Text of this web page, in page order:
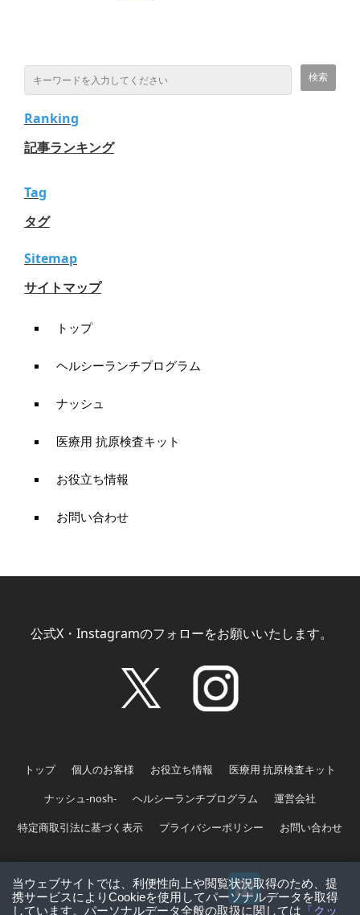
Ranking
記事ランキング
Tag
タグ
Sitemap
サイトマップ
トップ
ヘルシーランチプログラム
ナッシュ
医療用 抗原検査キット
お役立ち情報
お問い合わせ
公式X・Instagramのフォローをお願いいたします。
トップ 個人のお客様 お役立ち情報
医療用 抗原検査キット
ナッシュ-nosh-
ヘルシーランチプログラム
運営会社
特定商取引法に基づく表示
プライバシーポリシー お問い合わせ
ツイート